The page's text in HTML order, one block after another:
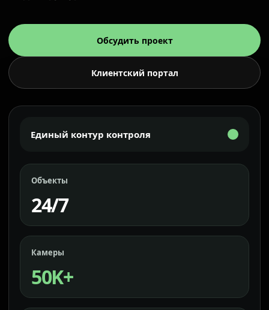
Обсудить проект
Клиентский портал
Единый контур контроля
Объекты
24/7
Камеры
50K+